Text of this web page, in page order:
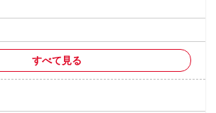
すべて見る